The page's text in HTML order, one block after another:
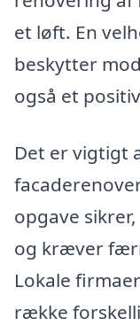
et løft. En
beskytter
også et
Det er vigtigt
opgave
og kræver
Lokale
række